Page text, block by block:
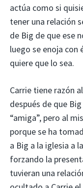
actúa como si
tener una relación
de Big de que ese
luego se enoja con
quiere que lo sea.
Carrie tiene razón
después de que
“amiga”, pero al
porque se ha
a Big a la iglesia a
forzando la
tuvieran una